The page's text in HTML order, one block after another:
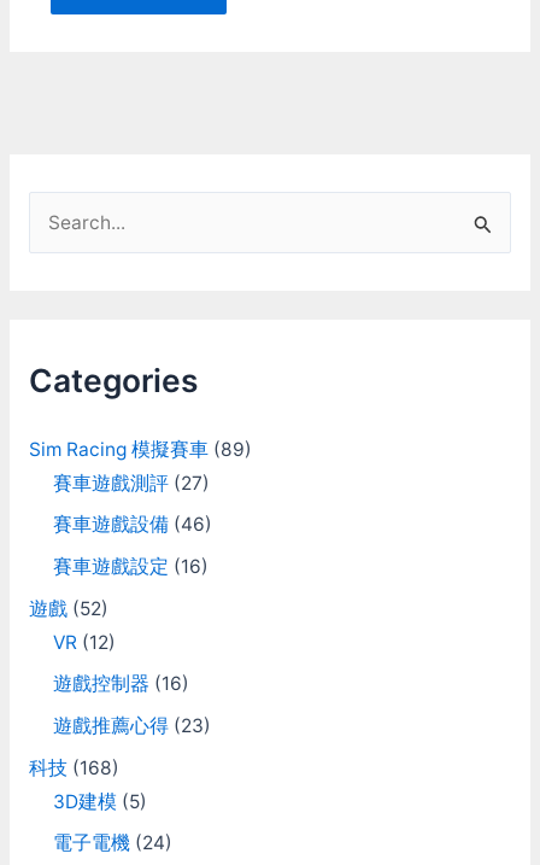
e
h
Categories
Sim Racing 模擬賽車(89)
賽車遊戲測評(27)
賽車遊戲設備(46)
賽車遊戲設定 (16)
遊戲(52)
VR (12)
遊戲控制器 (16)
遊戲推薦心得(23)
科技(168)
3D建模 (5)
電子電機(24)